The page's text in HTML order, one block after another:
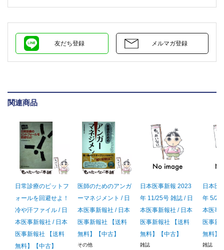
友だち登録 メルマガ登録
関連商品
日常診療のピットフ
ォールを回避せよ！
冷や汗ファイル / 日
本医事新報社 / 日本
医事新報社 【送料
無料】【中古】
医師のためのアンガ
ーマネジメント / 日
本医事新報社 / 日本
医事新報社 【送料
無料】【中古】
その他
日本医事新報 2023
年 11/25号 雑誌 / 日
本医事新報社 / 日本
医事新報社 【送料
無料】【中古】
雑誌
日本医
年 5/20
本医事
医事新
無料】
雑誌